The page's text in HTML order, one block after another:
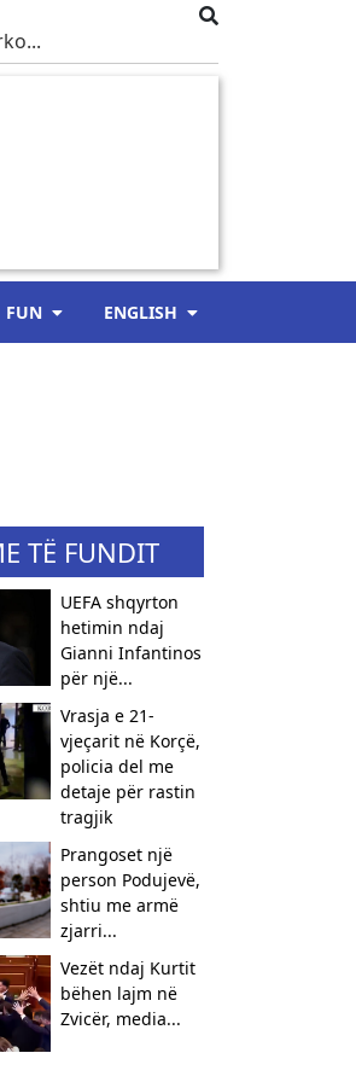
FUN ENGLISH
TË FUNDIT
UEFA shqyrton
hetimin ndaj
Gianni Infantinos
për një...
Vrasja e 21-
vjeçarit në Korçë,
policia del me
detaje për rastin
tragjik
Prangoset një
person Podujevë,
shtiu me armë
zjarri...
Vezët ndaj Kurtit
bëhen lajm në
Zvicër, media...